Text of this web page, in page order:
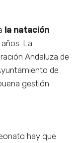
la natación
La
Andaluza de
de
gestión.
hay que